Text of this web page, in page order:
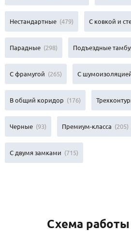
Нестандартные (479) С ковкой и
Парадные (298) Подъездные
С фрамугой (265) С
В общий коридор (176)
Черные (93) Премиум-класса (205)
С двумя замками (715)
Схема работы